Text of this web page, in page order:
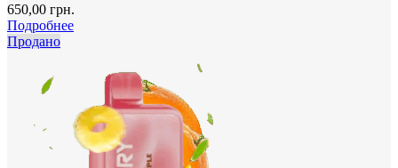
650,00 грн.
Подробнее
Продано